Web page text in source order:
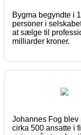
Bygma begyndte i
personer i
at sælge til
milliarder kroner.
Johannes Fog
cirka 500 ansatte i